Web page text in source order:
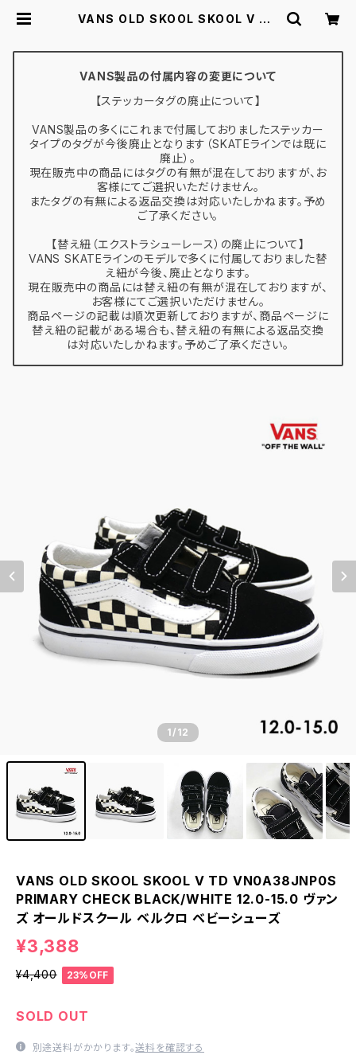
VANS OLD SKOOL SKOOL V TD
ァンズ オールドスクール ベルクロ ベ
ビーシューズ | スケボー通販 BACK
DOOR
VANS製品の付属内容の変更について
【ステッカータグの廃止について】
VANS製品の多くにこれまで付属しておりましたステッカー
タイプのタグが今後廃止となります（SKATEラインでは既に
廃止）。
現在販売中の商品にはタグの有無が混在しておりますが、お
客様にてご選択いただけません。
またタグの有無による返品交換は対応いたしかねます。予め
ご了承ください。
【替え紐（エクストラシューレース）の廃止について】
VANS SKATEラインのモデルで多くに付属しておりました替
え紐が今後、廃止となります。
現在販売中の商品には替え紐の有無が混在しておりますが、
お客様にてご選択いただけません。
商品ページの記載は順次更新しておりますが、商品ページに
替え紐の記載がある場合も、替え紐の有無による返品交換
は対応いたしかねます。予めご了承ください。
1/12
VANS OLD SKOOL SKOOL V TD VN0A38JNP0S
PRIMARY CHECK BLACK/WHITE 12.0-15.0 ヴァン
ズ オールドスクール ベルクロ ベビーシューズ
¥3,388
¥4,400 23%OFF
SOLD OUT
別途送料がかかります。送料を確認する